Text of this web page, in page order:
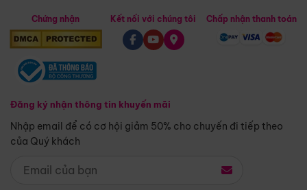
Chứng nhận
Đăng ký nhận thông tin khuyến mãi
Nhập email để có cơ hội giảm 50% cho chuyến đi tiếp theo
của Quý khách
Kết nối với chúng tôi Chấp nhận thanh toán